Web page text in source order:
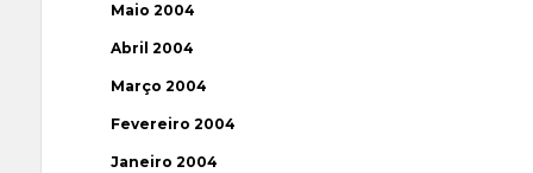
Maio 2004
Abril 2004
Março 2004
Fevereiro 2004
Janeiro 2004